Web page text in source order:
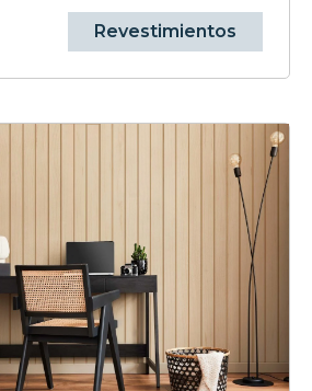
Revestimientos